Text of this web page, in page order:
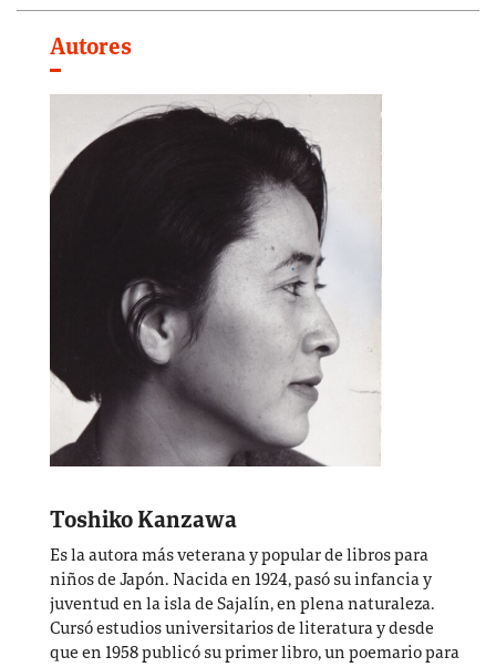
Autores
Toshiko Kanzawa
Es la autora más veterana y popular de libros para
niños de Japón. Nacida en 1924, pasó su infancia y
juventud en la isla de Sajalín, en plena naturaleza.
Cursó estudios universitarios de literatura y desde
que en 1958 publicó su primer libro, un poemario para